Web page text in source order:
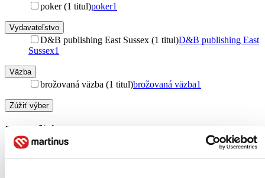
poker (1 titul)poker1
Vydavateľstvo
D&B publishing East Sussex (1 titul)D&B publishing East
Sussex1
Väzba
brožovaná väzba (1 titul)brožovaná väzba1
Zúžiť výber
Zoradiť